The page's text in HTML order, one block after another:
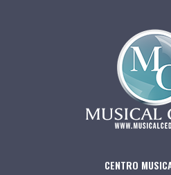
CENTRO